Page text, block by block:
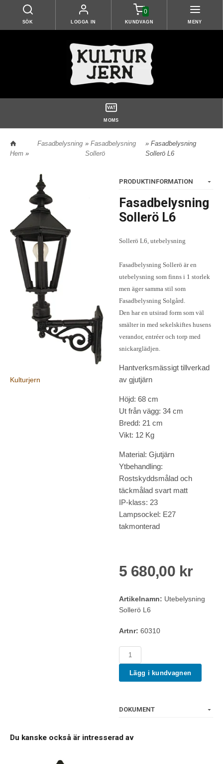
SÖK LOGGA IN
0
KUNDVAGN MENY
MOMS
Hem »
Fasadbelysning »Fasadbelysning
Sollerö
» Fasadbelysning
Sollerö L6
Kulturjern
PRODUKTINFORMATION
Fasadbelysning
Sollerö L6
Sollerö L6, utebelysning
Fasadbelysning Sollerö är en
utebelysning som finns i 1 storlek
men äger samma stil som
Fasadbelysning Solgård.
Den har en utsirad form som väl
smälter in med sekelskiftes husens
verandor, entréer och torp med
snickarglädjen.
Hantverksmässigt tillverkad
av gjutjärn
Höjd: 68 cm
Ut från vägg: 34 cm
Bredd: 21 cm
Vikt: 12 Kg
Material: Gjutjärn
Ytbehandling:
Rostskyddsmålad och
täckmålad svart matt
IP-klass: 23
Lampsockel: E27
takmonterad
5 680,00 kr
Artikelnamn: Utebelysning
Sollerö L6
Artnr: 60310
Lägg i kundvagnen
DOKUMENT
Du kanske också är intresserad av